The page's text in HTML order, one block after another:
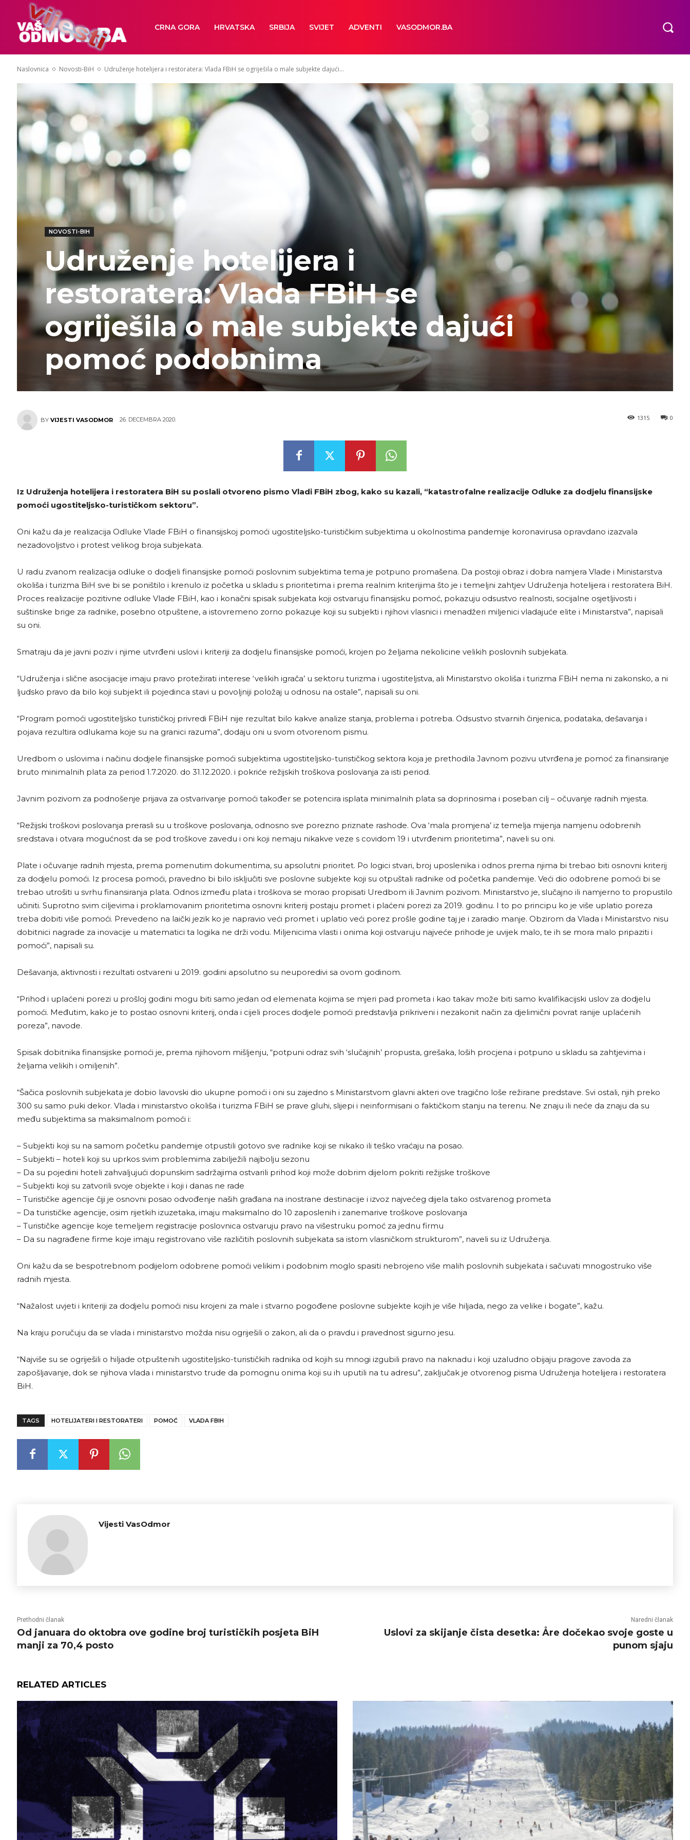
CRNA GORA HRVATSKA SRBIJA SVIJET ADVENTI VASODMOR.BA
Naslovnica Novosti-BiH Udruženje hotelijera i restoratera: Vlada FBiH se ogriješila o male subjekte dajući...
NOVOSTI-BIH
Udruženje hotelijera i
restoratera: Vlada FBiH se
ogriješila o male subjekte dajući
pomoć podobnima
BY VIJESTI VASODMOR 26. DECEMBRA 2020. 0
1315
Iz Udruženja hotelijera i restoratera BiH su poslali otvoreno pismo Vladi FBiH zbog, kako su kazali, “katastrofalne realizacije Odluke za dodjelu finansijske
pomoći ugostiteljsko-turističkom sektoru”.
Oni kažu da je realizacija Odluke Vlade FBiH o finansijskoj pomoći ugostiteljsko-turističkim subjektima u okolnostima pandemije koronavirusa opravdano izazvala
nezadovoljstvo i protest velikog broja subjekata.
U radu zvanom realizacija odluke o dodjeli finansijske pomoći poslovnim subjektima tema je potpuno promašena. Da postoji obraz i dobra namjera Vlade i Ministarstva
okoliša i turizma BiH sve bi se poništilo i krenulo iz početka u skladu s prioritetima i prema realnim kriterijima što je i temeljni zahtjev Udruženja hotelijera i restoratera BiH.
Proces realizacije pozitivne odluke Vlade FBiH, kao i konačni spisak subjekata koji ostvaruju finansijsku pomoć, pokazuju odsustvo realnosti, socijalne osjetljivosti i
suštinske brige za radnike, posebno otpuštene, a istovremeno zorno pokazuje koji su subjekti i njihovi vlasnici i menadžeri miljenici vladajuće elite i Ministarstva”, napisali
su oni.
Smatraju da je javni poziv i njime utvrđeni uslovi i kriteriji za dodjelu finansijske pomoći, krojen po željama nekolicine velikih poslovnih subjekata.
“Udruženja i slične asocijacije imaju pravo protežirati interese ‘velikih igrača’ u sektoru turizma i ugostiteljstva, ali Ministarstvo okoliša i turizma FBiH nema ni zakonsko, a ni
ljudsko pravo da bilo koji subjekt ili pojedinca stavi u povoljniji položaj u odnosu na ostale”, napisali su oni.
“Program pomoći ugostiteljsko turističkoj privredi FBiH nije rezultat bilo kakve analize stanja, problema i potreba. Odsustvo stvarnih činjenica, podataka, dešavanja i
pojava rezultira odlukama koje su na granici razuma”, dodaju oni u svom otvorenom pismu.
Uredbom o uslovima i načinu dodjele finansijske pomoći subjektima ugostiteljsko-turističkog sektora koja je prethodila Javnom pozivu utvrđena je pomoć za finansiranje
bruto minimalnih plata za period 1.7.2020. do 31.12.2020. i pokriće režijskih troškova poslovanja za isti period.
Javnim pozivom za podnošenje prijava za ostvarivanje pomoći također se potencira isplata minimalnih plata sa doprinosima i poseban cilj – očuvanje radnih mjesta.
“Režijski troškovi poslovanja prerasli su u troškove poslovanja, odnosno sve porezno priznate rashode. Ova ‘mala promjena’ iz temelja mijenja namjenu odobrenih
sredstava i otvara mogućnost da se pod troškove zavedu i oni koji nemaju nikakve veze s covidom 19 i utvrđenim prioritetima”, naveli su oni.
Plate i očuvanje radnih mjesta, prema pomenutim dokumentima, su apsolutni prioritet. Po logici stvari, broj uposlenika i odnos prema njima bi trebao biti osnovni kriterij
za dodjelu pomoći. Iz procesa pomoći, pravedno bi bilo isključiti sve poslovne subjekte koji su otpuštali radnike od početka pandemije. Veći dio odobrene pomoći bi se
trebao utrošiti u svrhu finansiranja plata. Odnos između plata i troškova se morao propisati Uredbom ili Javnim pozivom. Ministarstvo je, slučajno ili namjerno to propustilo
učiniti. Suprotno svim ciljevima i proklamovanim prioritetima osnovni kriterij postaju promet i plaćeni porezi za 2019. godinu. I to po principu ko je više uplatio poreza
treba dobiti više pomoći. Prevedeno na laički jezik ko je napravio veći promet i uplatio veći porez prošle godine taj je i zaradio manje. Obzirom da Vlada i Ministarstvo nisu
dobitnici nagrade za inovacije u matematici ta logika ne drži vodu. Miljenicima vlasti i onima koji ostvaruju najveće prihode je uvijek malo, te ih se mora malo pripaziti i
pomoći”, napisali su.
Dešavanja, aktivnosti i rezultati ostvareni u 2019. godini apsolutno su neuporedivi sa ovom godinom.
“Prihod i uplaćeni porezi u prošloj godini mogu biti samo jedan od elemenata kojima se mjeri pad prometa i kao takav može biti samo kvalifikacijski uslov za dodjelu
pomoći. Međutim, kako je to postao osnovni kriterij, onda i cijeli proces dodjele pomoći predstavlja prikriveni i nezakonit način za djelimični povrat ranije uplaćenih
poreza”, navode.
Spisak dobitnika finansijske pomoći je, prema njihovom mišljenju, “potpuni odraz svih ‘slučajnih’ propusta, grešaka, loših procjena i potpuno u skladu sa zahtjevima i
željama velikih i omiljenih”.
“Šačica poslovnih subjekata je dobio lavovski dio ukupne pomoći i oni su zajedno s Ministarstvom glavni akteri ove tragično loše režirane predstave. Svi ostali, njih preko
300 su samo puki dekor. Vlada i ministarstvo okoliša i turizma FBiH se prave gluhi, slijepi i neinformisani o faktičkom stanju na terenu. Ne znaju ili neće da znaju da su
među subjektima sa maksimalnom pomoći i:
– Subjekti koji su na samom početku pandemije otpustili gotovo sve radnike koji se nikako ili teško vraćaju na posao.
– Subjekti – hoteli koji su uprkos svim problemima zabilježili najbolju sezonu
– Da su pojedini hoteli zahvaljujući dopunskim sadržajima ostvarili prihod koji može dobrim dijelom pokriti režijske troškove
– Subjekti koji su zatvorili svoje objekte i koji i danas ne rade
– Turističke agencije čiji je osnovni posao odvođenje naših građana na inostrane destinacije i izvoz najvećeg dijela tako ostvarenog prometa
– Da turističke agencije, osim rijetkih izuzetaka, imaju maksimalno do 10 zaposlenih i zanemarive troškove poslovanja
– Turističke agencije koje temeljem registracije poslovnica ostvaruju pravo na višestruku pomoć za jednu firmu
– Da su nagrađene firme koje imaju registrovano više različitih poslovnih subjekata sa istom vlasničkom strukturom”, naveli su iz Udruženja.
Oni kažu da se bespotrebnom podijelom odobrene pomoći velikim i podobnim moglo spasiti nebrojeno više malih poslovnih subjekata i sačuvati mnogostruko više
radnih mjesta.
“Nažalost uvjeti i kriteriji za dodjelu pomoći nisu krojeni za male i stvarno pogođene poslovne subjekte kojih je više hiljada, nego za velike i bogate”, kažu.
Na kraju poručuju da se vlada i ministarstvo možda nisu ogriješili o zakon, ali da o pravdu i pravednost sigurno jesu.
“Najviše su se ogriješili o hiljade otpuštenih ugostiteljsko-turističkih radnika od kojih su mnogi izgubili pravo na naknadu i koji uzaludno obijaju pragove zavoda za
zapošljavanje, dok se njihova vlada i ministarstvo trude da pomognu onima koji su ih uputili na tu adresu”, zaključak je otvorenog pisma Udruženja hotelijera i restoratera
BiH.
TAGS HOTELIJATERI I RESTORATERI POMOĆ VLADA FBIH
Vijesti VasOdmor
Prethodni članak
Od januara do oktobra ove godine broj turističkih posjeta BiH
manji za 70,4 posto
Naredni članak
Uslovi za skijanje čista desetka: Åre dočekao svoje goste u
punom sjaju
RELATED ARTICLES